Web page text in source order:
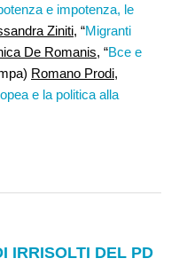
e impotenza, le
Ziniti, “Migranti
De Romanis, “Bce e
Romano Prodi,
e la politica alla
IRRISOLTI DEL PD